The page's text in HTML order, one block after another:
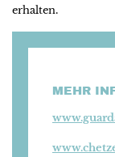
erhalten.
MEHR